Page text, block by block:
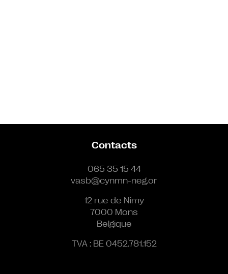
Contacts
065 35 15 44
vasb@cynmn-neg.or
12 rue de Nimy
7000 Mons
Belgique
TVA : BE 0452.781.152